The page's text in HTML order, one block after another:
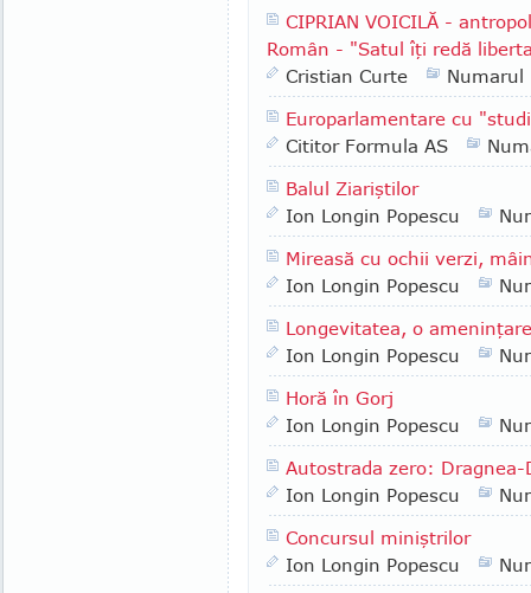
CIPRIAN VOICILĂ -
Român - "Satul îţi redă
Cristian Curte
Numarul
Europarlamentare cu
Cititor Formula AS
Balul Ziariştilor
Ion Longin Popescu
Mireasă cu ochii verzi,
Ion Longin Popescu
Longevitatea, o ameninţare
Ion Longin Popescu
Horă în Gorj
Ion Longin Popescu
Autostrada zero: Dragnea-
Ion Longin Popescu
Concursul miniştrilor
Ion Longin Popescu